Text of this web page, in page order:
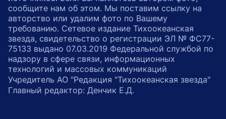
сообщите нам об этом. Мы поставим ссылку на
авторство или удалим фото по Вашему
требованию. Сетевое издание Тихоокеанская
звезда, свидетельство о регистрации ЭЛ № ФС77-
75133 выдано 07.03.2019 Федеральной службой по
надзору в сфере связи, информационных
технологий и массовых коммуникаций
Учредитель АО "Редакция "Тихоокеанская звезда"
Главный редактор: Денчик Е.Д.